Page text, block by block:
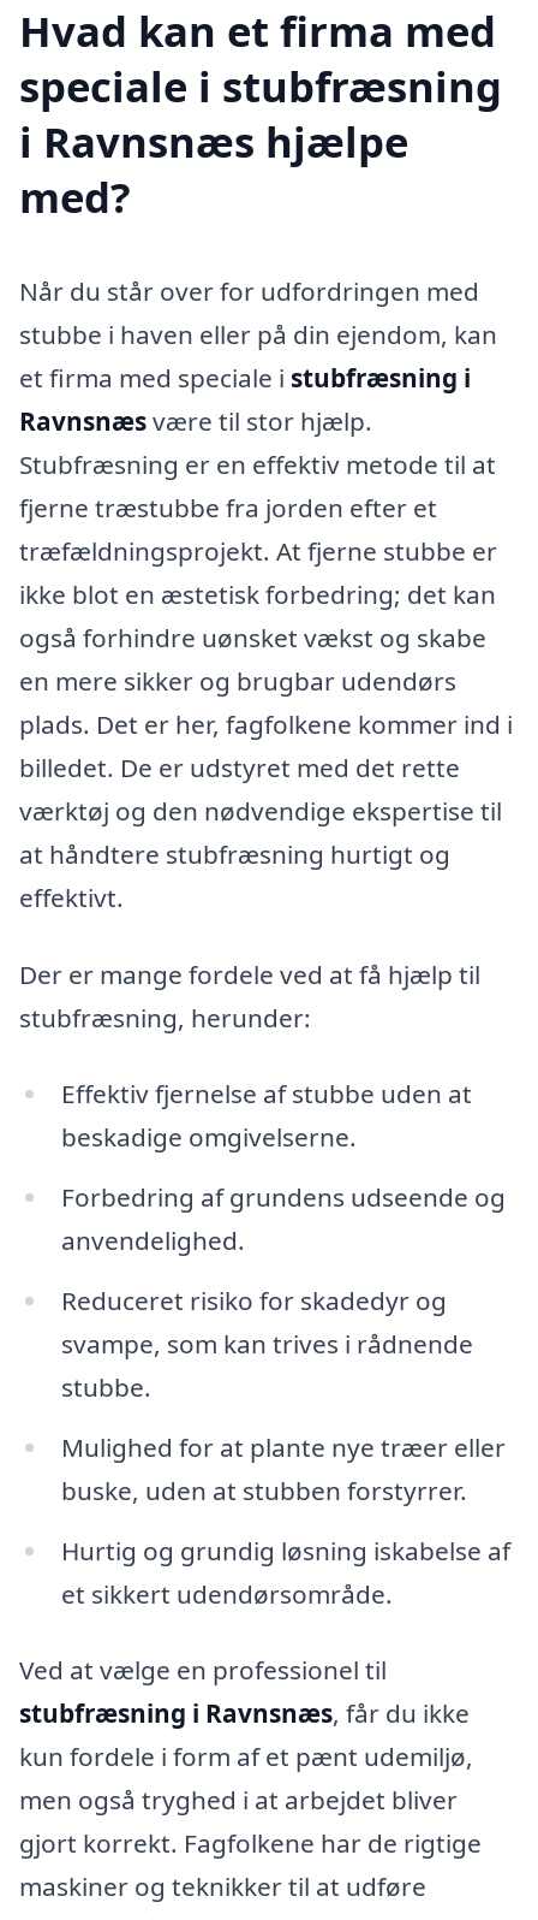
Hvad kan et firma med
speciale i stubfræsning
i Ravnsnæs hjælpe
med?
Når du står over for udfordringen med
stubbe i haven eller på din ejendom, kan
et firma med speciale i stubfræsning i
Ravnsnæsvære til stor hjælp.
Stubfræsning er en effektiv metode til at
fjerne træstubbe fra jorden efter et
træfældningsprojekt. At fjerne stubbe er
ikke blot en æstetisk forbedring; det kan
også forhindre uønsket vækst og skabe
en mere sikker og brugbar udendørs
plads. Det er her, fagfolkene kommer ind i
billedet. De er udstyret med det rette
værktøj og den nødvendige ekspertise til
at håndtere stubfræsning hurtigt og
effektivt.
Der er mange fordele ved at få hjælp til
stubfræsning, herunder:
Effektiv fjernelse af stubbe uden at
beskadige omgivelserne.
Forbedring af grundens udseende og
anvendelighed.
Reduceret risiko for skadedyr og
svampe, som kan trives i rådnende
stubbe.
Mulighed for at plante nye træer eller
buske, uden at stubben forstyrrer.
Hurtig og grundig løsning iskabelse af
et sikkert udendørsområde.
Ved at vælge en professionel til
stubfræsning i Ravnsnæs, får du ikke
kun fordele i form af et pænt udemiljø,
men også tryghed i at arbejdet bliver
gjort korrekt. Fagfolkene har de rigtige
maskiner og teknikker til at udføre